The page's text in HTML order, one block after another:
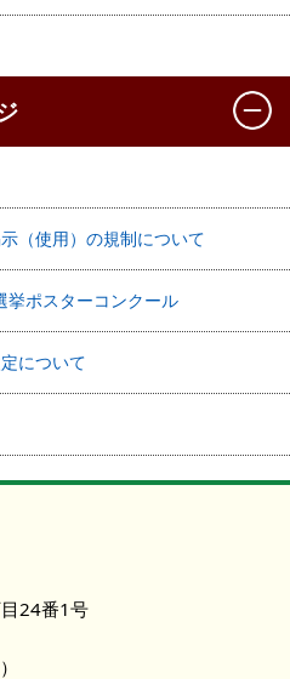
（使用）の規制について
挙ポスターコンクール
について
24番1号